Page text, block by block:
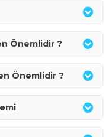
Önemlidir ?
Önemlidir ?